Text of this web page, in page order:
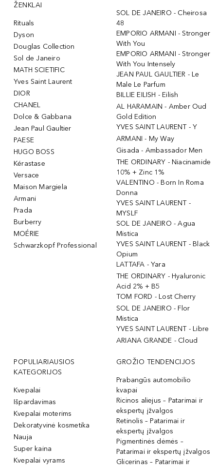
ŽENKLAI
Rituals
Dyson
Douglas Collection
Sol de Janeiro
MATH SCIETIFIC
Yves Saint Laurent
DIOR
CHANEL
Dolce & Gabbana
Jean Paul Gaultier
PAESE
HUGO BOSS
Kérastase
Versace
Maison Margiela
Armani
Prada
Burberry
MOÉRIE
Schwarzkopf Professional
SOL DE JANEIRO - Cheirosa
48
EMPORIO ARMANI - Stronger
With You
EMPORIO ARMANI - Stronger
With You Intensely
JEAN PAUL GAULTIER - Le
Male Le Parfum
BILLIE EILISH - Eilish
AL HARAMAIN - Amber Oud
Gold Edition
YVES SAINT LAURENT - Y
ARMANI - My Way
Gisada - Ambassador Men
THE ORDINARY - Niacinamide
10% + Zinc 1%
VALENTINO - Born In Roma
Donna
YVES SAINT LAURENT -
MYSLF
SOL DE JANEIRO - Agua
Mistica
YVES SAINT LAURENT - Black
Opium
LATTAFA - Yara
THE ORDINARY - Hyaluronic
Acid 2% + B5
TOM FORD - Lost Cherry
SOL DE JANEIRO - Flor
Mistica
YVES SAINT LAURENT - Libre
ARIANA GRANDE - Cloud
POPULIARIAUSIOS
KATEGORIJOS
Kvepalai
Išpardavimas
Kvepalai moterims
Dekoratyvinė kosmetika
Nauja
Super kaina
Kvepalai vyrams
GROŽIO TENDENCIJOS
Prabangūs automobilio
kvapai
Ricinos aliejus – Patarimai ir
ekspertų įžvalgos
Retinolis – Patarimai ir
ekspertų įžvalgos
Pigmentinės dėmės –
Patarimai ir ekspertų įžvalgos
Glicerinas – Patarimai ir